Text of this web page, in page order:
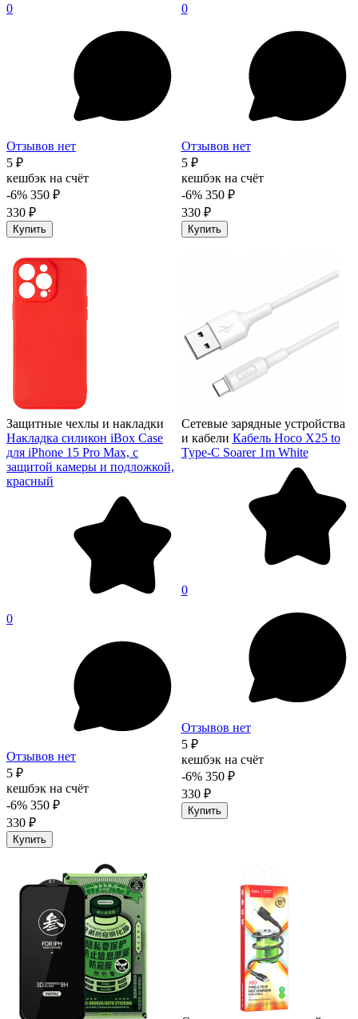
0
Отзывов нет
5 ₽
кешбэк на счёт
-6% 350 ₽
330 ₽
Купить
0
Отзывов нет
5 ₽
кешбэк на счёт
-6% 350 ₽
330 ₽
Купить
Защитные чехлы и накладки
Накладка силикон iBox Case
для iPhone 15 Pro Max, с
защитой камеры и подложкой,
красный
0
Отзывов нет
5 ₽
кешбэк на счёт
-6% 350 ₽
330 ₽
Купить
Сетевые зарядные устройства
и кабели Кабель Hoco X25 to
Type-C Soarer 1m White
0
Отзывов нет
5 ₽
кешбэк на счёт
-6% 350 ₽
330 ₽
Купить